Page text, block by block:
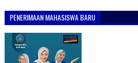
PENERIMAAN MAHASISWA BARU